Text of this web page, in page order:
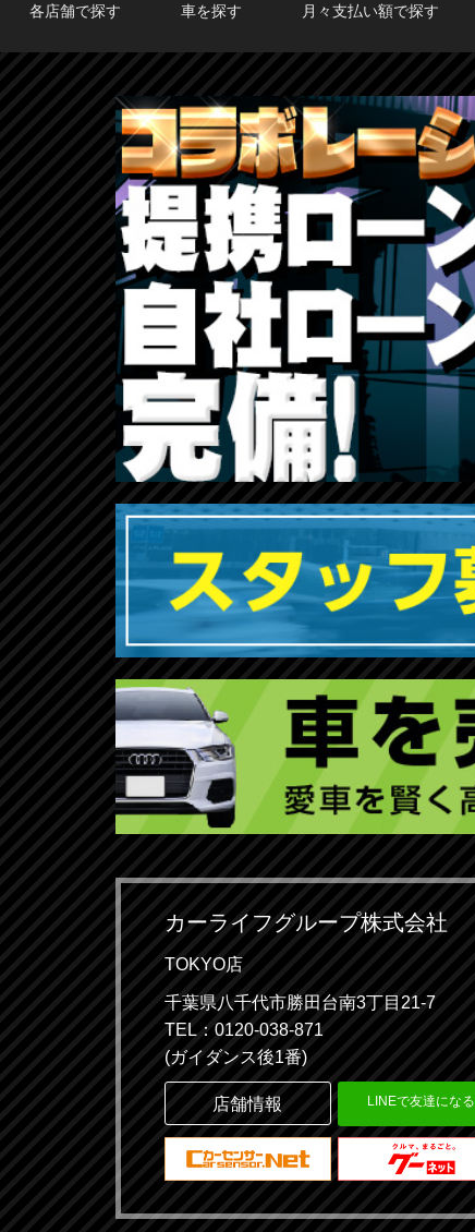
各店舗で探す
TOKYO店在庫車両
大阪店在庫車両
福岡店在庫車両
車を探す
メーカーで探す
月々支払い額で探す
〜19,999円
20,000円〜29,999円
30,000円〜39,999円
40,000円〜49,999円
50,000円〜
カーライフグループ株式会社
TOKYO店
千葉県八千代市勝田台南3丁目21-7
TEL：0120-038-871
(ガイダンス後1番)
店舗情報 LINEで友達になる